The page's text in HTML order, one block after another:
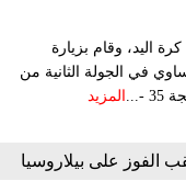
اليد، وقام بزيارة
في الجولة الثانية من
المزيد
الفوز على بيلاروسيا